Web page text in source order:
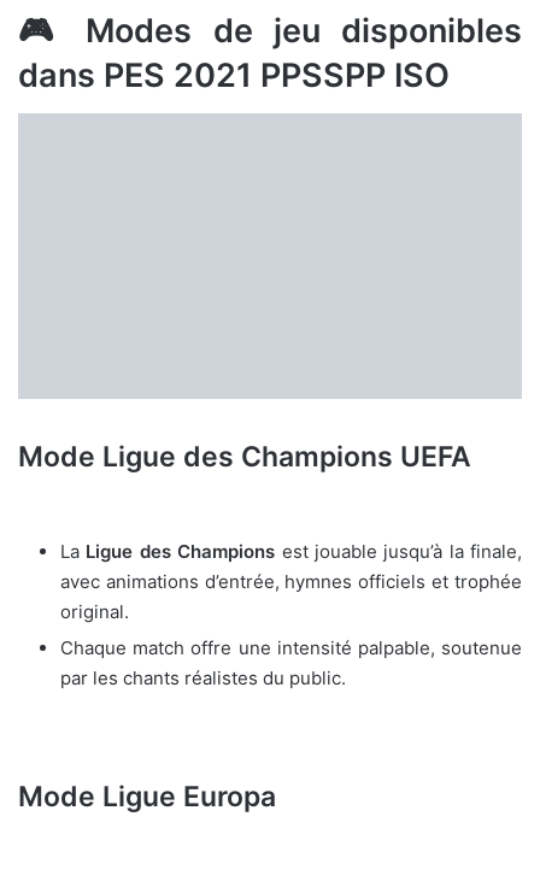
🎮 Modes de jeu disponibles
dans PES 2021 PPSSPP ISO
Mode Ligue des Champions UEFA
La Ligue des Champions est jouable jusqu’à la finale,
avec animations d’entrée, hymnes officiels et trophée
original.
Chaque match offre une intensité palpable, soutenue
par les chants réalistes du public.
Mode Ligue Europa